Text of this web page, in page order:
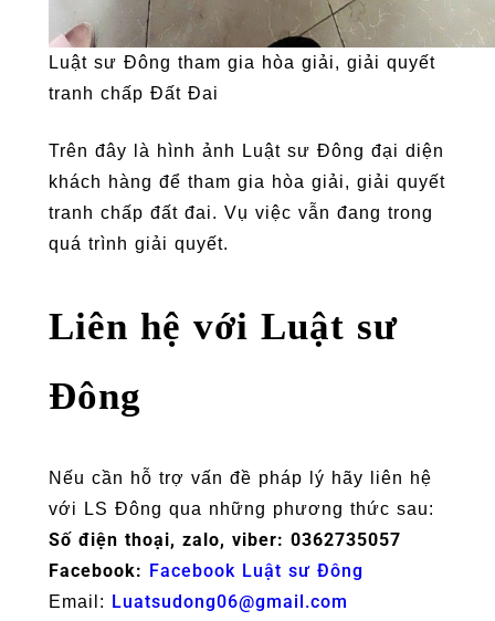
Luật sư Đông tham gia hòa giải, giải quyết
tranh chấp Đất Đai
Trên đây là hình ảnh Luật sư Đông đại diện
khách hàng để tham gia hòa giải, giải quyết
tranh chấp đất đai. Vụ việc vẫn đang trong
quá trình giải quyết.
Liên hệ với Luật sư
Đông
Nếu cần hỗ trợ vấn đề pháp lý hãy liên hệ
với LS Đông qua những phương thức sau:
Số điện thoại, zalo, viber: 0362735057
Facebook: Facebook Luật sư Đông
Email: Luatsudong06@gmail.com